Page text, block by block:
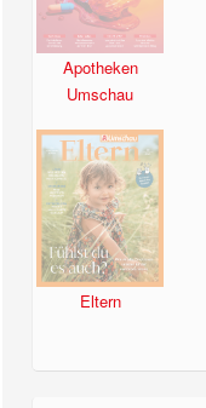
Apotheken
Umschau
Eltern